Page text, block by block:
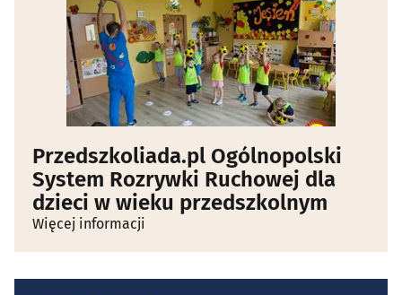
Przedszkoliada.pl Ogólnopolski
System Rozrywki Ruchowej dla
dzieci w wieku przedszkolnym
Więcej informacji